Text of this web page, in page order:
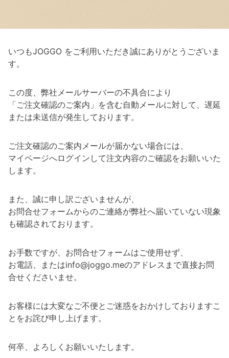
いつもJOGGO をご利用いただき誠にありがとうございま
す。
この度、弊社メールサーバーの不具合により
「ご注文確認のご案内」を含む自動メールに対して、遅延
または未送信が発生しております。
ご注文確認のご案内メールが届かない場合には、
マイページへログインして注文内容のご確認をお願いいた
します。
また、誠に申し訳ございませんが、
お問合せフォームからのご連絡が弊社へ届いていない現象
も確認されております。
お手数ですが、お問合せフォームはご使用せず、
お電話、またはinfo@joggo.meのアドレスまで直接お問
合せくださいませ。
お客様には大変なご不便とご迷惑をおかけしておりますこ
とをお詫び申し上げます。
何卒、よろしくお願いいたします。